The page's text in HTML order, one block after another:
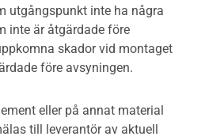
utgångspunkt inte ha några
inte är åtgärdade före
skador vid montaget
före avsyningen.
eller på annat material
till leverantör av aktuell